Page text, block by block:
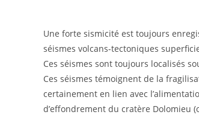
Une forte sismicité est toujours
séismes volcans-tectoniques
Ces séismes sont toujours localisés
Ces séismes témoignent de la
certainement en lien avec
d’effondrement du cratère Dolomieu